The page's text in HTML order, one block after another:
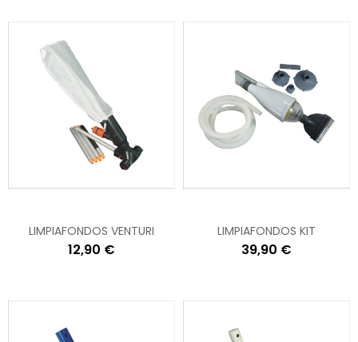
LIMPIAFONDOS VENTURI
12,90 €
LIMPIAFONDOS KIT
39,90 €